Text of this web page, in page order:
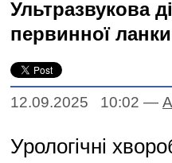
Ультразвукова
первинної ланки
12.09.2025 10:02 —
Урологічні